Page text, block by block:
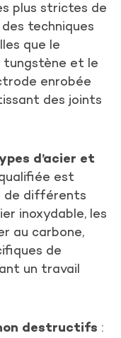
plus strictes de
techniques
que le
tungstène et le
enrobée
des joints
d’acier et
est
de différents
inoxydable, les
au carbone,
de
un travail
destructifs :